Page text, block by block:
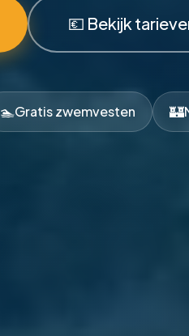
💶 Bekijk
🏊Gratis zwemvesten 🏰